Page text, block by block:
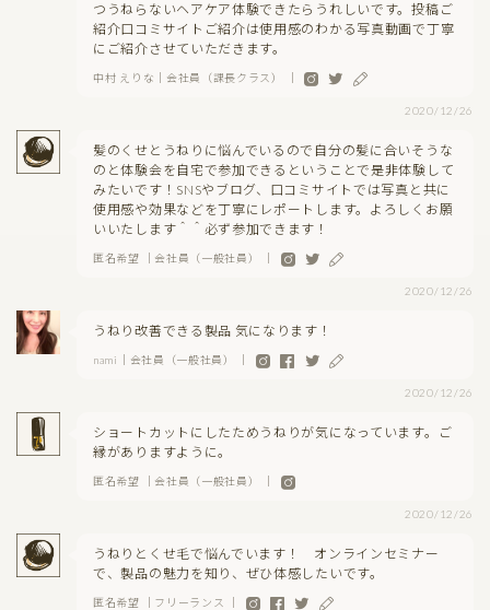
つうねらないヘアケア体験できたらうれしいです。投稿ご
紹介口コミサイトご紹介は使用感のわかる写真動画で丁寧
にご紹介させていただきます。
中村 えりな｜会社員（課長クラス） ｜
2020/12/26
髪のくせとうねりに悩んでいるので自分の髪に合いそうな
のと体験会を自宅で参加できるということで是非体験して
みたいです！SNSやブログ、口コミサイトでは写真と共に
使用感や効果などを丁寧にレポートします。よろしくお願
いいたします＾＾必ず参加できます！
匿名希望 ｜会社員（一般社員） ｜
2020/12/26
うねり改善できる製品 気になります！
nami｜会社員（一般社員） ｜
2020/12/26
ショートカットにしたためうねりが気になっています。ご
縁がありますように。
匿名希望 ｜会社員（一般社員） ｜
2020/12/26
うねりとくせ毛で悩んでいます！ オンラインセミナー
で、製品の魅力を知り、ぜひ体感したいです。
匿名希望 ｜フリーランス ｜